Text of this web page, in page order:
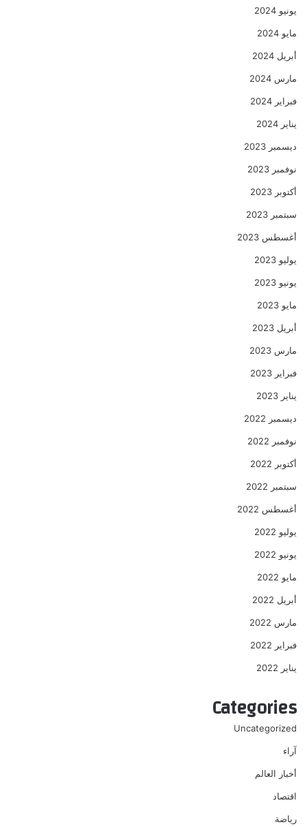
يونيو 2024
مايو 2024
أبريل 2024
مارس 2024
فبراير 2024
يناير 2024
ديسمبر 2023
نوفمبر 2023
أكتوبر 2023
سبتمبر 2023
أغسطس 2023
يوليو 2023
يونيو 2023
مايو 2023
أبريل 2023
مارس 2023
فبراير 2023
يناير 2023
ديسمبر 2022
نوفمبر 2022
أكتوبر 2022
سبتمبر 2022
أغسطس 2022
يوليو 2022
يونيو 2022
مايو 2022
أبريل 2022
مارس 2022
فبراير 2022
يناير 2022
Categories
Uncategorized
آراء
أخبار العالم
اقتصاد
رياضة